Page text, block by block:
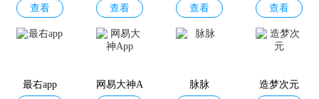
版App
查看
查看
新版本
查看
查看
最右app
网易大神A
脉脉
造梦次元